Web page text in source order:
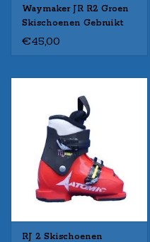
Waymaker JR R2 Groen
Skischoenen Gebruikt
€45,00
RJ 2 Skischoenen